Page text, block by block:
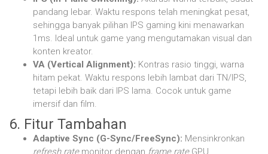
pandang lebar. Waktu respons telah meningkat pesat,
sehingga banyak pilihan IPS gaming kini menawarkan
1ms. Ideal untuk game yang mengutamakan visual dan
konten kreator.
VA (Vertical Alignment): Kontras rasio tinggi, warna
hitam pekat. Waktu respons lebih lambat dari TN/IPS,
tetapi lebih baik dari IPS lama. Cocok untuk game
imersif dan film.
6. Fitur Tambahan
Adaptive Sync (G-Sync/FreeSync): Mensinkronkan
refresh ratemonitor dengan frame rateGPU,